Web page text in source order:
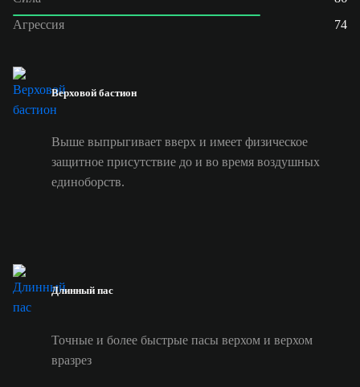
Агрессия
74
Верховой бастион
Выше выпрыгивает вверх и имеет физическое
защитное присутствие до и во время воздушных
единоборств.
Длинный пас
Точные и более быстрые пасы верхом и верхом
вразрез